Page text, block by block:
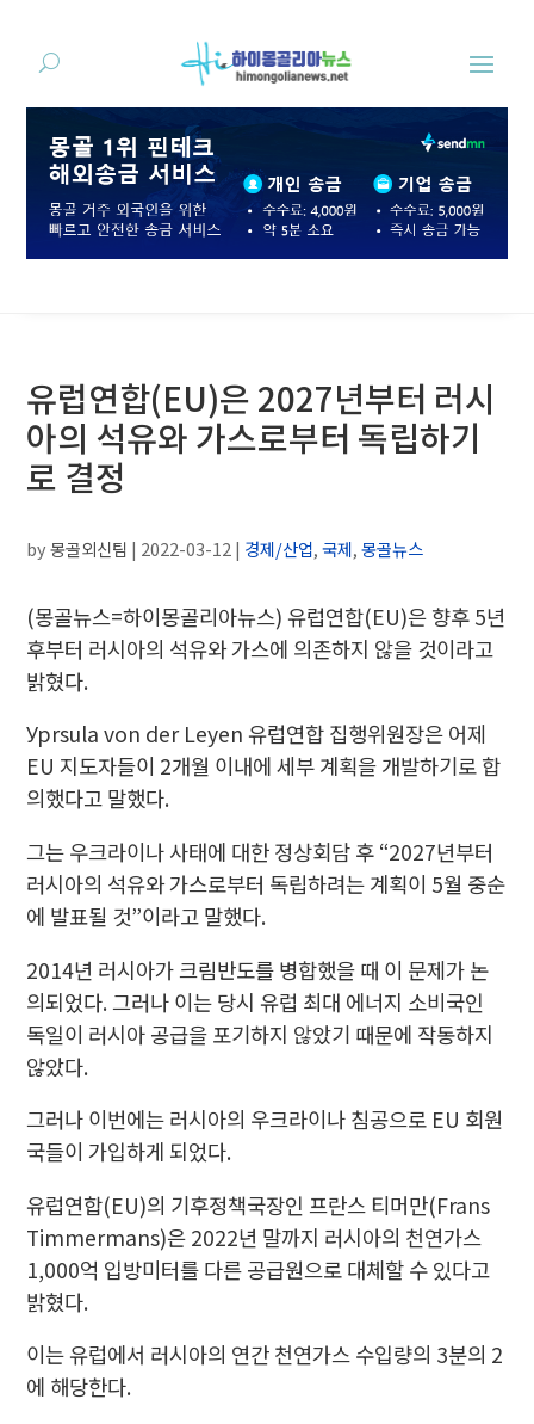
유럽연합(EU)은 2027년부터 러시
아의 석유와 가스로부터 독립하기
로 결정
by몽골외신팀 | 2022-03-12 | 경제/산업,국제,몽골뉴스
(몽골뉴스=하이몽골리아뉴스) 유럽연합(EU)은 향후 5년
후부터 러시아의 석유와 가스에 의존하지 않을 것이라고
밝혔다.
Урrsula von der Leyen 유럽연합 집행위원장은 어제
EU 지도자들이 2개월 이내에 세부 계획을 개발하기로 합
의했다고 말했다.
그는 우크라이나 사태에 대한 정상회담 후 “2027년부터
러시아의 석유와 가스로부터 독립하려는 계획이 5월 중순
에 발표될 것”이라고 말했다.
2014년 러시아가 크림반도를 병합했을 때 이 문제가 논
의되었다. 그러나 이는 당시 유럽 최대 에너지 소비국인
독일이 러시아 공급을 포기하지 않았기 때문에 작동하지
않았다.
그러나 이번에는 러시아의 우크라이나 침공으로 EU 회원
국들이 가입하게 되었다.
유럽연합(EU)의 기후정책국장인 프란스 티머만(Frans
Timmermans)은 2022년 말까지 러시아의 천연가스
1,000억 입방미터를 다른 공급원으로 대체할 수 있다고
밝혔다.
이는 유럽에서 러시아의 연간 천연가스 수입량의 3분의 2
에 해당한다.